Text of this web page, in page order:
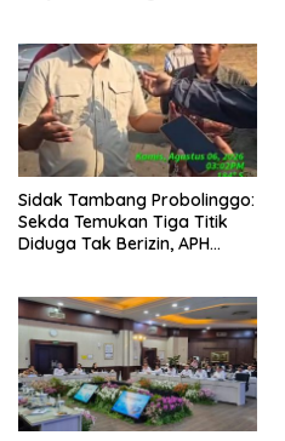
Sidak Tambang Probolinggo:
Sekda Temukan Tiga Titik
Diduga Tak Berizin, APH